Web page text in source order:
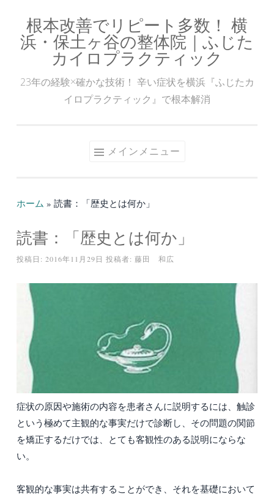
ン
根本改善でリピート多数！ 横
浜・保土ヶ谷の整体院｜ふじた
カイロプラクティック
23年の経験×確かな技術！ 辛い症状を横浜『ふじたカ
イロプラクティック』で根本解消
メインメニュー
ホーム » 読書：「歴史とは何か」
読書：「歴史とは何か」
投稿日: 2016年11月29日 投稿者: 藤田 和広
症状の原因や施術の内容を患者さんに説明するには、触診
という極めて主観的な事実だけで診断し、その問題の関節
を矯正するだけでは、とても客観性のある説明にならな
い。
客観的な事実は共有することができ、それを基礎において